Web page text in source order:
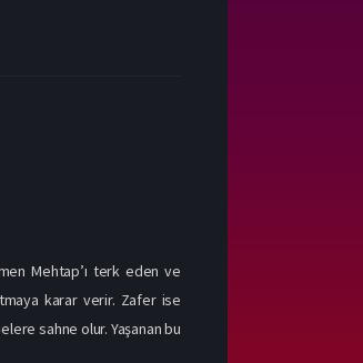
Mehtap’ı terk eden ve
karar verir. Zafer ise
sahne olur. Yaşanan bu